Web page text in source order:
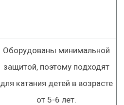
Оборудованы минимальной
защитой, поэтому подходят
для катания детей в возрасте
от 5-6 лет.